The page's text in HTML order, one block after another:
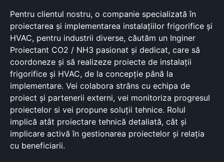
Pentru clientul nostru, o companie specializată în
proiectarea și implementarea instalațiilor frigorifice și
HVAC, pentru industrii diverse, căutăm un Inginer
Proiectant CO2 / NH3 pasionat și dedicat, care să
coordoneze și să realizeze proiecte de instalații
frigorifice și HVAC, de la concepție până la
implementare. Vei colabora strâns cu echipa de
proiect și partenerii externi, vei monitoriza progresul
proiectelor si vei propune soluții tehnice. Rolul
implică atât proiectare tehnică detaliată, cât și
implicare activă în gestionarea proiectelor și relația
cu beneficiarii.